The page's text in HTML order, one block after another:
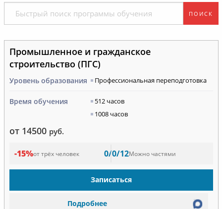
ПОИСК
Промышленное и гражданское
строительство (ПГС)
Уровень образования Профессиональная переподготовка
Время обучения
512 часов
1008 часов
от 14500 руб.
-15%от трёх человек 0/0/12Можно частями
Записаться
Подробнее